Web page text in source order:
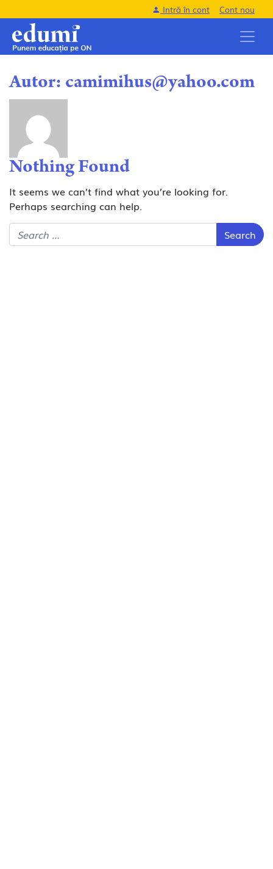
Intră în cont Cont nou
Autor: camimihus@yahoo.com
Nothing Found
It seems we can’t find what you’re looking for.
Perhaps searching can help.
Search for: